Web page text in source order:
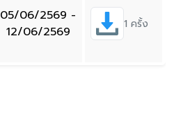
05/06/2569 -
12/06/2569
1 ครั้ง